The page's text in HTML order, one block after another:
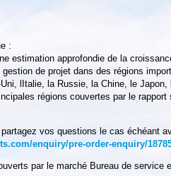
:
estimation approfondie de la
de projet dans des régions
lItalie, la Russie, la Chine, le
régions couvertes par le rapport
vos questions le cas échéant
enquiry/pre-order-enquiry/
par le marché Bureau de service